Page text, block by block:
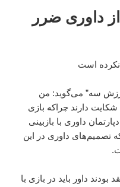
داوری ضرر
نکرده است
سه” می‌گوید: من
دارند چراکه بازی
داوری با بازبینی
که تصمیم‌های داوری در این
داور باید در بازی با